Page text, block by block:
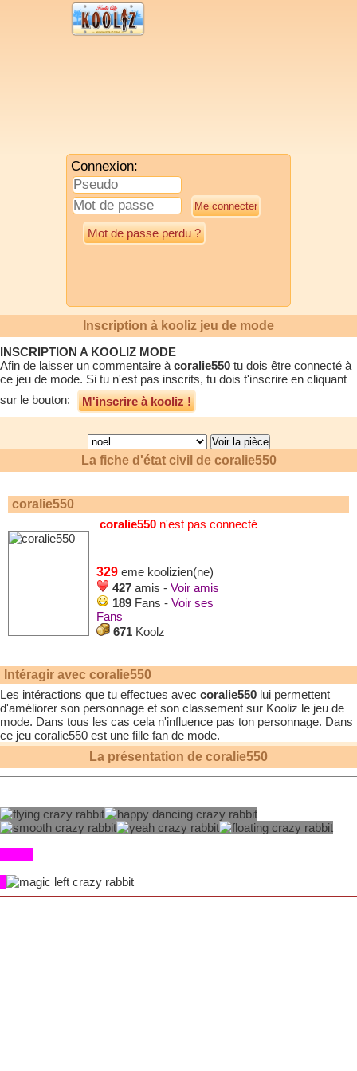
Connexion:
Mot de passe perdu ?
Inscription à kooliz jeu de mode
INSCRIPTION A KOOLIZ MODE
Afin de laisser un commentaire à coralie550 tu dois être connecté à
ce jeu de mode. Si tu n'est pas inscrits, tu dois t'inscrire en cliquant
sur le bouton:
M'inscrire à kooliz !
La fiche d'état civil de coralie550
coralie550
coralie550 n'est pas connecté
329 eme koolizien(ne)
427 amis - Voir amis
189 Fans - Voir ses
Fans
671 Koolz
Intéragir avec coralie550
Les intéractions que tu effectues avec coralie550 lui permettent
d'améliorer son personnage et son classement sur Kooliz le jeu de
mode. Dans tous les cas cela n'influence pas ton personnage. Dans
ce jeu coralie550 est une fille fan de mode.
La présentation de coralie550